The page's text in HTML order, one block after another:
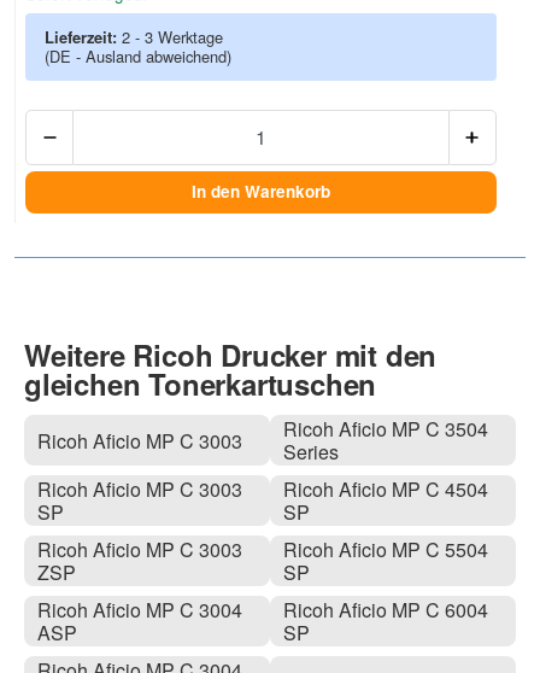
Lieferzeit: 2 - 3 Werktage
(DE - Ausland abweichend)
In den Warenkorb
Weitere Ricoh Drucker mit den
gleichen Tonerkartuschen
Ricoh Aficio MP C 3003
Ricoh Aficio MP C 3003
SP
Ricoh Aficio MP C 3003
ZSP
Ricoh Aficio MP C 3004
ASP
Ricoh Aficio MP C 3504
Series
Ricoh Aficio MP C 4504
SP
Ricoh Aficio MP C 5504
SP
Ricoh Aficio MP C 6004
SP